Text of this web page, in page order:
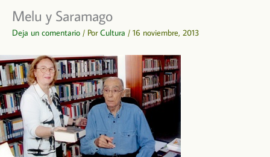
Melu y Saramago
Deja un comentario / PorCultura / 16 noviembre, 2013